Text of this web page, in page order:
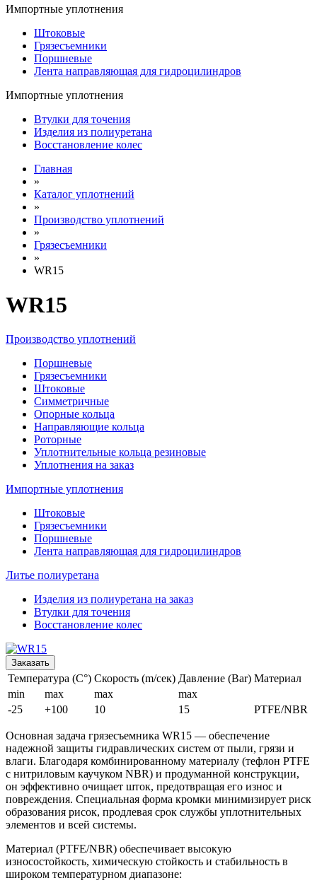
Импортные уплотнения
Штоковые
Грязесъемники
Поршневые
Лента направляющая для гидроцилиндров
Импортные уплотнения
Втулки для точения
Изделия из полиуретана
Восстановление колес
Главная
»
Каталог уплотнений
»
Производство уплотнений
»
Грязесъемники
»
WR15
WR15
Производство уплотнений
Поршневые
Грязесъемники
Штоковые
Симметричные
Опорные кольца
Направляющие кольца
Роторные
Уплотнительные кольца резиновые
Уплотнения на заказ
Импортные уплотнения
Штоковые
Грязесъемники
Поршневые
Лента направляющая для гидроцилиндров
Литье полиуретана
Изделия из полиуретана на заказ
Втулки для точения
Восстановление колес
Заказать
Температура (C°) Скорость (m/сек) Давление (Bar) Материал
min
max max
max
-25
+100 10 15 PTFE/NBR
Основная задача грязесъемника WR15 — обеспечение
надежной защиты гидравлических систем от пыли, грязи и
влаги. Благодаря комбинированному материалу (тефлон PTFE
с нитриловым каучуком NBR) и продуманной конструкции,
он эффективно очищает шток, предотвращая его износ и
повреждения. Специальная форма кромки минимизирует риск
образования рисок, продлевая срок службы уплотнительных
элементов и всей системы.
Материал (PTFE/NBR) обеспечивает высокую
износостойкость, химическую стойкость и стабильность в
широком температурном диапазоне: